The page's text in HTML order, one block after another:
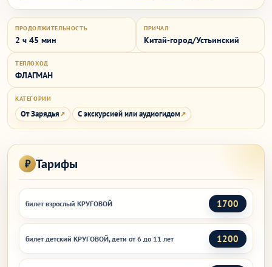
ПРОДОЛЖИТЕЛЬНОСТЬ
2 ч 45 мин
ПРИЧАЛ
Китай-город/Устьинский
ТЕПЛОХОД
ФЛАГМАН
КАТЕГОРИИ
От Зарядья С экскурсией или аудиогидом
Тарифы
билет взрослый КРУГОВОЙ 1700
билет детский КРУГОВОЙ, дети от 6 до 11 лет 1200